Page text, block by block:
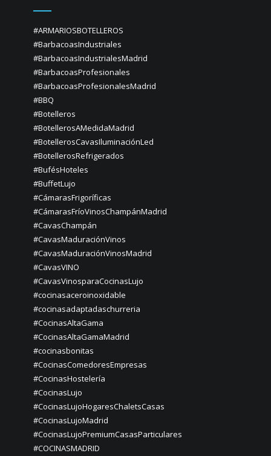
#ARMARIOSBOTELLEROS
#BarbacoasIndustriales
#BarbacoasIndustrialesMadrid
#BarbacoasProfesionales
#BarbacoasProfesionalesMadrid
#BBQ
#Botelleros
#BotellerosAMedidaMadrid
#BotellerosCavasIluminaciónLed
#BotellerosRefrigerados
#BufésHoteles
#BuffetLujo
#CámarasFrigoríficas
#CámarasFríoVinosChampánMadrid
#CavasChampán
#CavasMaduraciónVinos
#CavasMaduraciónVinosMadrid
#CavasVINO
#CavasVinosparaCocinasLujo
#cocinasaceroinoxidable
#cocinasadaptadaschurreria
#CocinasAltaGama
#CocinasAltaGamaMadrid
#cocinasbonitas
#CocinasComedoresEmpresas
#CocinasHostelería
#CocinasLujo
#CocinasLujoHogaresChaletsCasas
#CocinasLujoMadrid
#CocinasLujoPremiumCasasParticulares
#COCINASMADRID